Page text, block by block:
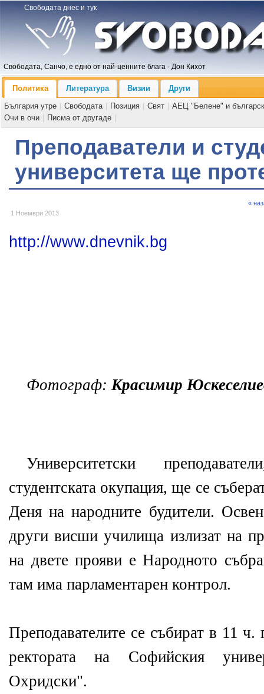
Свободата днес и тук
Свободата, Санчо, е едно от най-ценните блага - Дон Кихот
Политика Литература Визии
Други
България утре
Свободата Позиция Свят
АЕЦ "Белене" и
Очи в очи
Писма от другаде
Преподаватели и
университета ще
1 Ноември 2013
«
http://www.dnevnik.bg
Фотограф:Красимир
Университетски
студентската окупация, ще се
Деня на народните будители.
други висши училища излизат на
на двете прояви е Народното
там има парламентарен контрол.
Преподавателите се събират в 11 ч.
ректората на Софийския
Охридски".